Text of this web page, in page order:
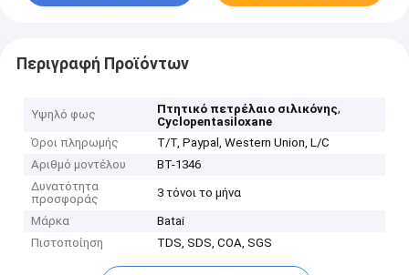
Περιγραφή Προϊόντων
Υψηλό φως Πτητικό πετρέλαιο σιλικόνης,
Cyclopentasiloxane
Όροι πληρωμής
T/T, Paypal, Western Union, L/C
Αριθμό μοντέλου
BT-1346
Δυνατότητα
προσφοράς
3 τόνοι το μήνα
Μάρκα
Batai
Πιστοποίηση
TDS, SDS, COA, SGS